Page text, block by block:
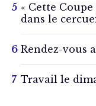
« Cette
dans le
Rendez-vous
Travail le